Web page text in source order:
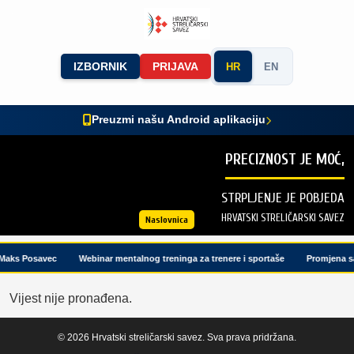
IZBORNIK PRIJAVA HR EN
Preuzmi našu Android aplikaciju
PRECIZNOST JE MOĆ,
STRPLJENJE JE POBJEDA
HRVATSKI STRELIČARSKI SAVEZ
Naslovnica
Posavec Webinar mentalnog treninga za trenere i sportaše Promjena
Vijest nije pronađena.
© 2026 Hrvatski streličarski savez. Sva prava pridržana.